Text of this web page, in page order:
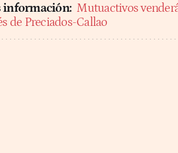
información: Mutuactivos
de Preciados-Callao